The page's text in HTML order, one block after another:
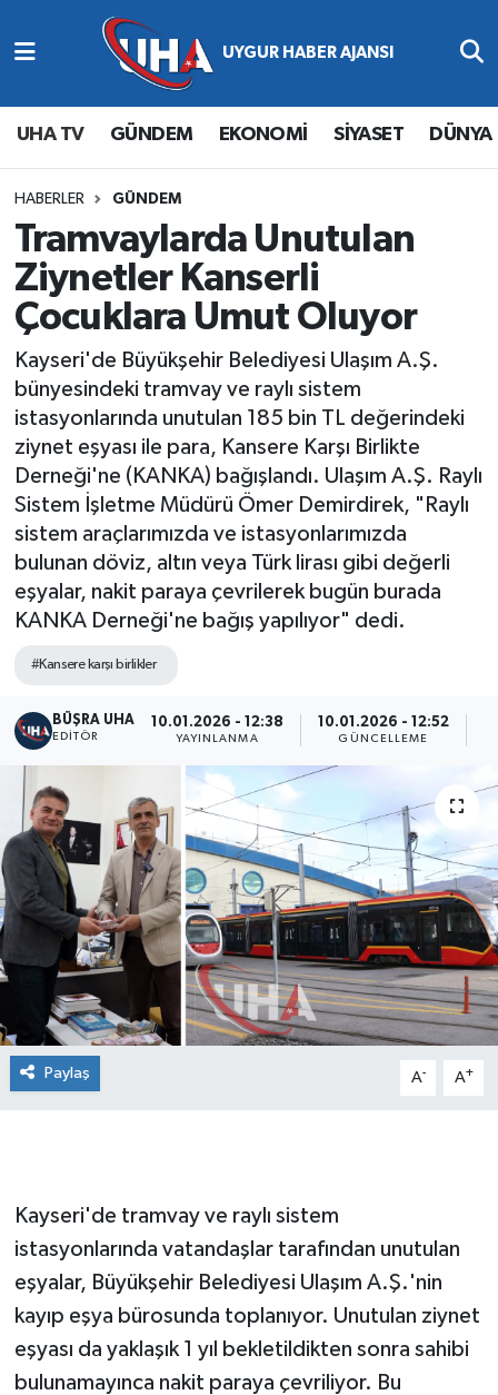
UHA TV GÜNDEM EKONOMİ SİYASET DÜNYA
HABERLER GÜNDEM
Tramvaylarda Unutulan
Ziynetler Kanserli
Çocuklara Umut Oluyor
Kayseri'de Büyükşehir Belediyesi Ulaşım A.Ş.
bünyesindeki tramvay ve raylı sistem
istasyonlarında unutulan 185 bin TL değerindeki
ziynet eşyası ile para, Kansere Karşı Birlikte
Derneği'ne (KANKA) bağışlandı. Ulaşım A.Ş. Raylı
Sistem İşletme Müdürü Ömer Demirdirek, "Raylı
sistem araçlarımızda ve istasyonlarımızda
bulunan döviz, altın veya Türk lirası gibi değerli
eşyalar, nakit paraya çevrilerek bugün burada
KANKA Derneği'ne bağış yapılıyor" dedi.
#Kansere karşı birlikler
BÜŞRA UHA
EDITÖR
10.01.2026 - 12:38
YAYINLANMA
10.01.2026 - 12:52
GÜNCELLEME
Paylaş A- A+
Kayseri'de tramvay ve raylı sistem
istasyonlarında vatandaşlar tarafından unutulan
eşyalar, Büyükşehir Belediyesi Ulaşım A.Ş.'nin
kayıp eşya bürosunda toplanıyor. Unutulan ziynet
eşyası da yaklaşık 1 yıl bekletildikten sonra sahibi
bulunamayınca nakit paraya çevriliyor. Bu
Abone Ol
Gündem
Ekonomi
Magazin
Siyaset
Spor
Yaşam
Nöbetçi Eczaneler
Hava Durumu
Namaz Vakitleri
Trafik Durumu
Süper Lig Puan Durumu ve Fikstür
Tüm Manşetler
Son Dakika Haberleri
Haber Arşivi